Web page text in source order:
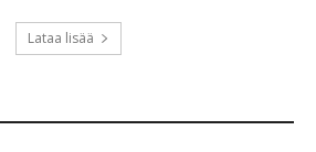
Lataa lisää